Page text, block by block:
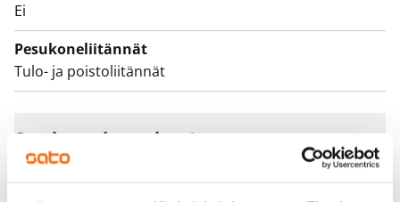
Ei
Pesukoneliitännät
Tulo- ja poistoliitännät
Sopimus ja maksut
Vapautuminen